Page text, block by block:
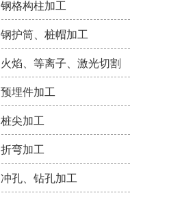
钢格构柱加工
钢护筒、桩帽加工
火焰、等离子、激光切割
预埋件加工
桩尖加工
折弯加工
冲孔、钻孔加工